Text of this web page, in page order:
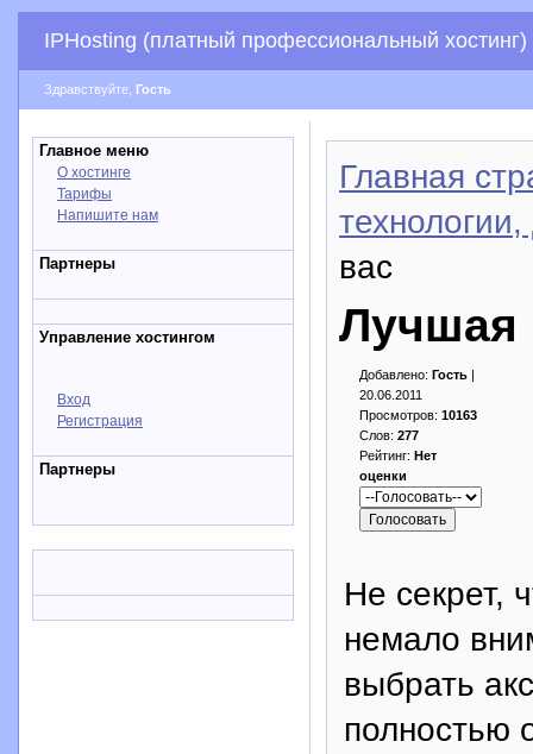
IPHosting (платный профессиональный хостинг)
Здравствуйте, Гость
Главное меню
О хостинге
Тарифы
Напишите нам
Партнеры
Управление хостингом
Вход
Регистрация
Партнеры
Главная
вас
Лучшая
Добавлено: Гость |
20.06.2011
Просмотров: 10163
Слов: 277
Рейтинг: Нет
оценки
Не секрет,
немало
выбрать
полностью